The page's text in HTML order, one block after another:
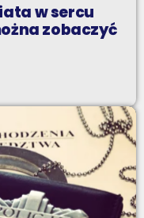
w sercu
zobaczyć